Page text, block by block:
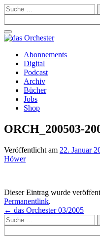
Suche
nach:
Schalte
Navigation
Zum
Inhalt
springen
Abonnements
Digital
Podcast
Archiv
Bücher
Jobs
Shop
ORCH_200503-
Veröffentlicht am 22. Januar
Höwer
Dieser Eintrag wurde
Permanentlink.
Beitrags-
Navigation
← das Orchester 03/2005
Suche
nach: